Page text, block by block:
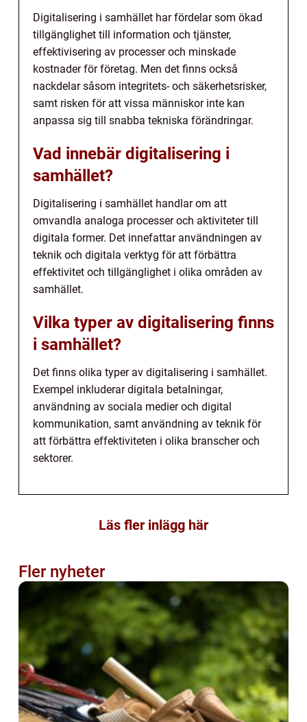
Digitalisering i samhället har fördelar som ökad
tillgänglighet till information och tjänster,
effektivisering av processer och minskade
kostnader för företag. Men det finns också
nackdelar såsom integritets- och säkerhetsrisker,
samt risken för att vissa människor inte kan
anpassa sig till snabba tekniska förändringar.
Vad innebär digitalisering i
samhället?
Digitalisering i samhället handlar om att
omvandla analoga processer och aktiviteter till
digitala former. Det innefattar användningen av
teknik och digitala verktyg för att förbättra
effektivitet och tillgänglighet i olika områden av
samhället.
Vilka typer av digitalisering finns
i samhället?
Det finns olika typer av digitalisering i samhället.
Exempel inkluderar digitala betalningar,
användning av sociala medier och digital
kommunikation, samt användning av teknik för
att förbättra effektiviteten i olika branscher och
sektorer.
Läs fler inlägg här
Fler nyheter